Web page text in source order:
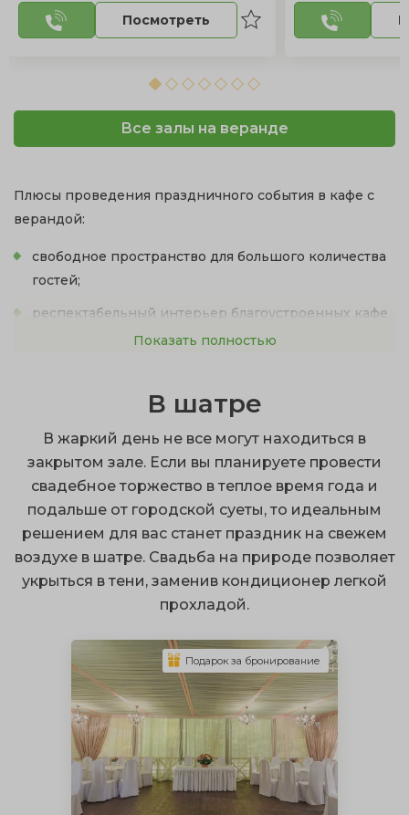
Посмотреть
Все залы на веранде
Плюсы проведения праздничного события в кафе с
верандой:
свободное пространство для большого количества
гостей;
респектабельный интерьер благоустроенных кафе
с выходом на веранду;
благодаря выездной регистрации;
терраса – это надежное укрытие от непогоды;
сочные запоминающиеся снимки.
Вы можете провести свадьбу на природе, выбрав
открытый, закрытый тип постройки, а также
встроенную или пристроенную веранду.
формы на ваш выбор. Уютные веранды для свадьбы
обустроены сценой, столами, диванами, и могут
защитить присутствующих от холода зимой и жары
Укрыться от грозы и ливня можно на застекленной
террасе, но там может быть слишком душно в жаркий
день. Открытая веранда отлично подойдет для
Показать полностью
В шатре
В жаркий день не все могут находиться в
закрытом зале. Если вы планируете провести
свадебное торжество в теплое время года и
подальше от городской суеты, то идеальным
решением для вас станет праздник на свежем
воздухе в шатре. Свадьба на природе позволяет
укрыться в тени, заменив кондиционер легкой
прохладой.
Подарок за бронирование